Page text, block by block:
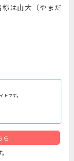
称は山大（やまだ
トです。
ら